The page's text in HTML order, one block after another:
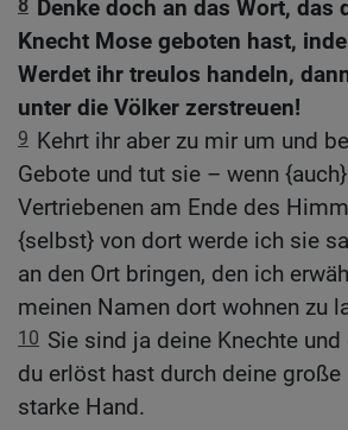
8 Denke doch an das Wort, das
Knecht Mose geboten hast,
Werdet ihr treulos handeln,
unter die Völker zerstreuen!
9 Kehrt ihr aber zu mir um und
Gebote und tut sie – wenn
Vertriebenen am Ende des
{selbst} von dort werde ich sie
an den Ort bringen, den ich
meinen Namen dort wohnen zu
10 Sie sind ja deine Knechte
du erlöst hast durch deine
starke Hand.